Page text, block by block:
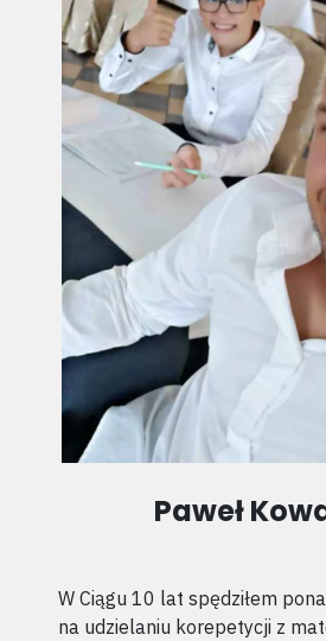
Paweł
W Ciągu 10 lat spędziłem
na udzielaniu korepetycji z